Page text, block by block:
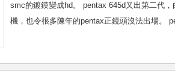
smc的鍍鏌變成hd。 pentax 645d又出第二代
機，也令很多陳年的pentax正鏡頭沒法出場。